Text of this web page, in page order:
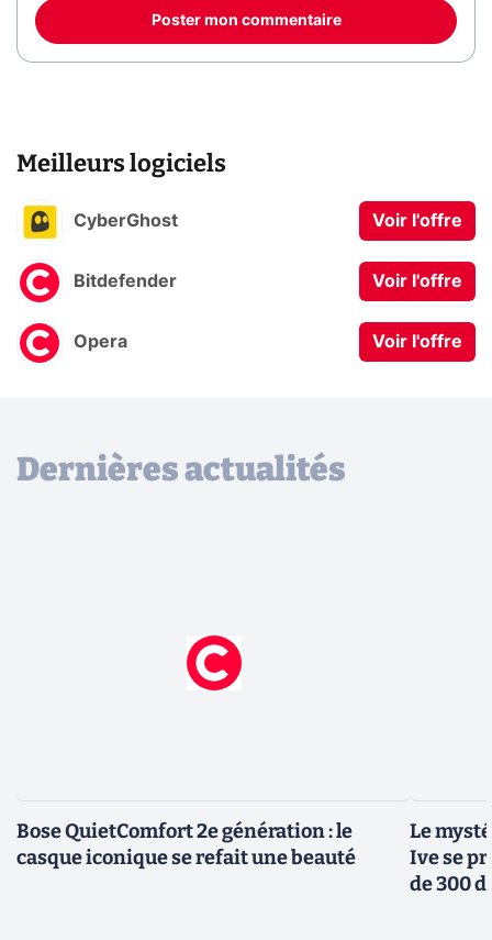
Poster mon commentaire
Meilleurs logiciels
CyberGhost Voir l'offre
Bitdefender Voir l'offre
Opera Voir l'offre
Dernières actualités
Bose QuietComfort 2e génération : le
casque iconique se refait une beauté
Le
Ive se
de 300